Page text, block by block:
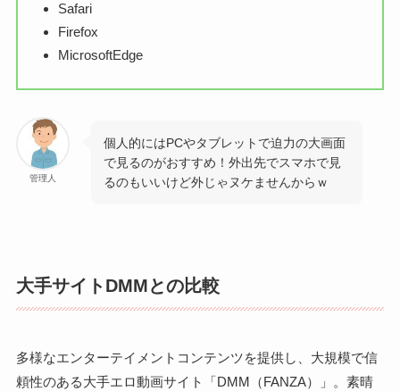
Safari
Firefox
MicrosoftEdge
管理人
個人的にはPCやタブレットで迫力の大画面
で見るのがおすすめ！外出先でスマホで見
るのもいいけど外じゃヌケませんからｗ
大手サイトDMMとの比較
多様なエンターテイメントコンテンツを提供し、大規模で信
頼性のある大手エロ動画サイト「DMM（FANZA）」。素晴